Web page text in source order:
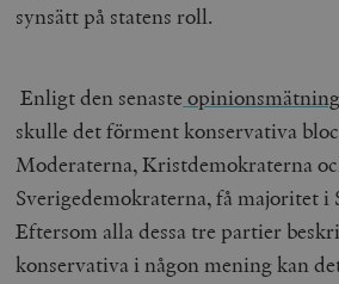
synsätt på statens roll.
Enligt den senaste
skulle det förment konservativa
Moderaterna, Kristdemokraterna
Sverigedemokraterna, få majoritet i
Eftersom alla dessa tre partier
konservativa i någon mening kan